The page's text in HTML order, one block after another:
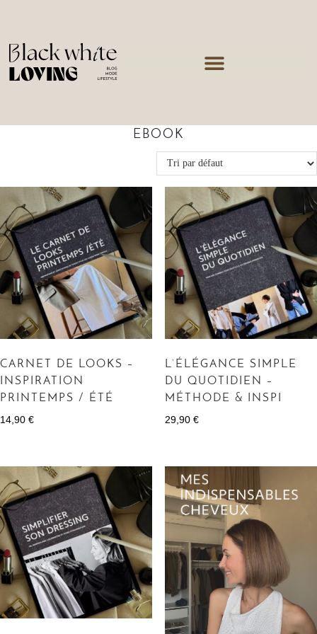
EBOOK
CARNET DE LOOKS –
INSPIRATION
PRINTEMPS / ÉTÉ
14,90 €
L’ÉLÉGANCE SIMPLE
DU QUOTIDIEN –
MÉTHODE & INSPI
29,90 €